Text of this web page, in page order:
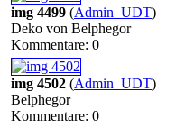
img 4499 (Admin_UDT)
Deko von Belphegor
Kommentare: 0
img 4502 (Admin_UDT)
Belphegor
Kommentare: 0